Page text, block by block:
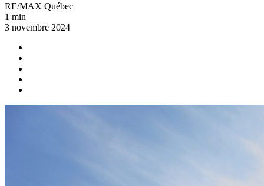
RE/MAX Québec
1 min
3 novembre 2024